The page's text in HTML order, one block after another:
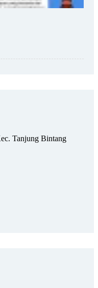
Tanjung Bintang